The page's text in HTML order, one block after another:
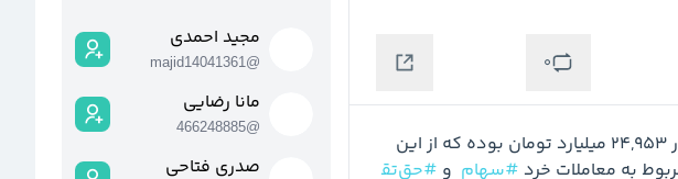
0
#سهام
  و
#حق‌تق
مجید احمدی
@
majid14041361
مانا رضایی
@
466248885
صدری فتاحی